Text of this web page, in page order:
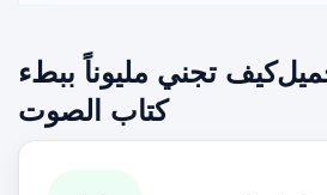
كتاب الصوت